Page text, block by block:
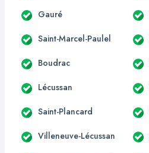
Gauré
Saint-Marcel-Paulel
Boudrac
Lécussan
Saint-Plancard
Villeneuve-Lécussan